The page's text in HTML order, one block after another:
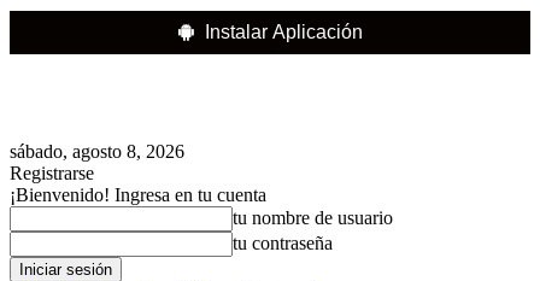
Instalar Aplicación
sábado, agosto 8, 2026
Registrarse
¡Bienvenido! Ingresa en tu cuenta
tu nombre de usuario
tu contraseña